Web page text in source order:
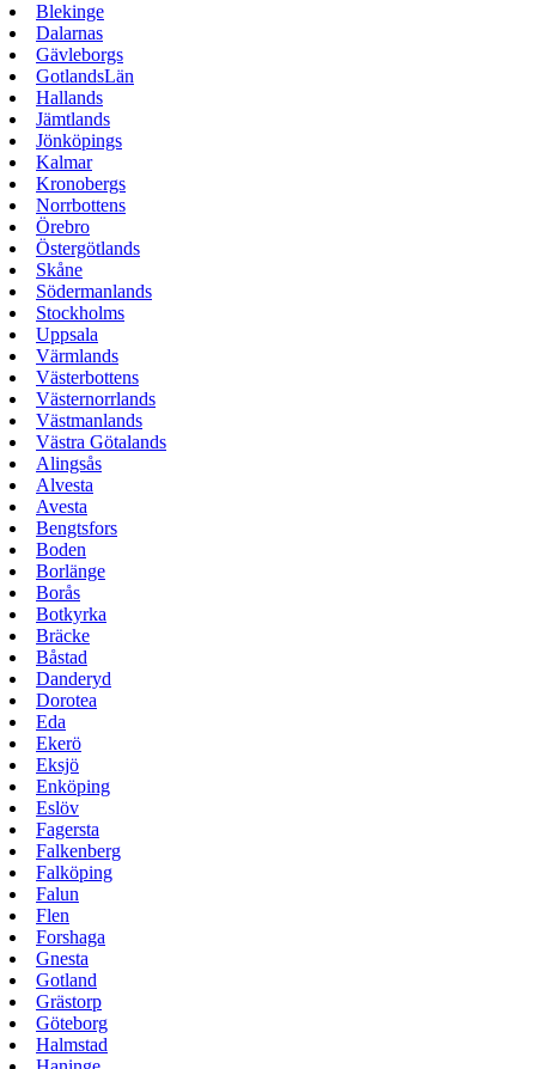
Blekinge
Dalarnas
Gävleborgs
GotlandsLän
Hallands
Jämtlands
Jönköpings
Kalmar
Kronobergs
Norrbottens
Örebro
Östergötlands
Skåne
Södermanlands
Stockholms
Uppsala
Värmlands
Västerbottens
Västernorrlands
Västmanlands
Västra Götalands
Alingsås
Alvesta
Avesta
Bengtsfors
Boden
Borlänge
Borås
Botkyrka
Bräcke
Båstad
Danderyd
Dorotea
Eda
Ekerö
Eksjö
Enköping
Eslöv
Fagersta
Falkenberg
Falköping
Falun
Flen
Forshaga
Gnesta
Gotland
Grästorp
Göteborg
Halmstad